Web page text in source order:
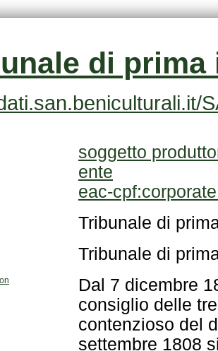
di prima
soggetto
ente
eac-
Tribunale di
Tribunale di